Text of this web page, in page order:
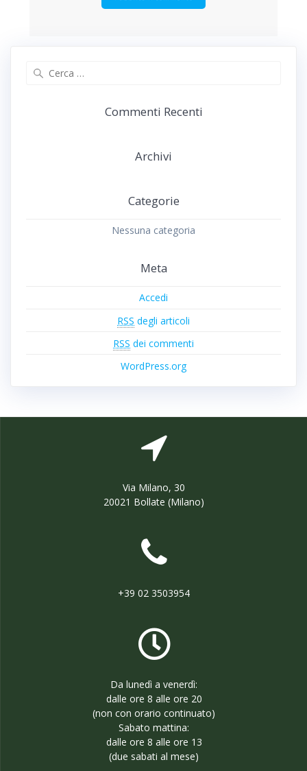
Commenti Recenti
Archivi
Categorie
Nessuna categoria
Meta
Accedi
RSS degli articoli
RSS dei commenti
WordPress.org
Via Milano, 30
20021 Bollate (Milano)
+39 02 3503954
Da lunedì a venerdì:
dalle ore 8 alle ore 20
(non con orario continuato)
Sabato mattina:
dalle ore 8 alle ore 13
(due sabati al mese)